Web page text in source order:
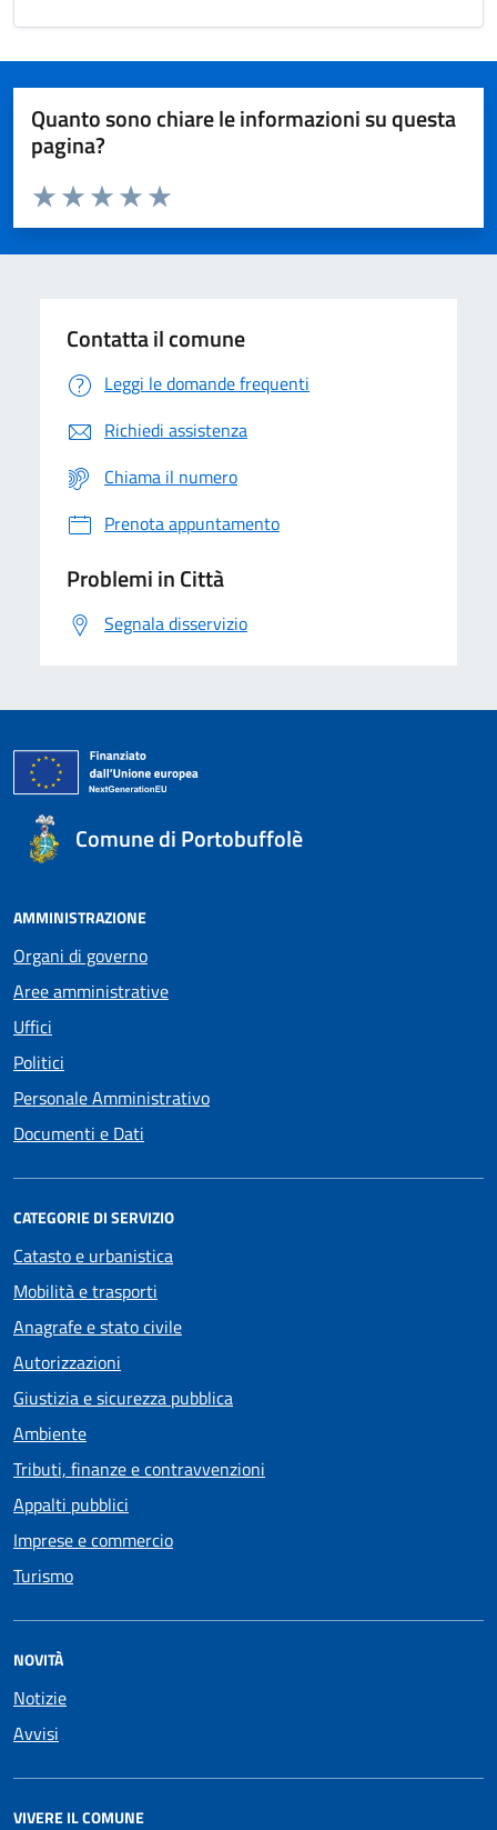
Quanto sono chiare le informazioni su questa
pagina?
Domanda
Valuta da 1 a 5 stelle la pagina
Valuta 5 stelle su 5
Valuta 4 stelle su 5
Valuta 3 stelle su 5
Valuta 2 stelle su 5
Valuta 1 stelle su 5
Contatta il comune
Leggi le domande frequenti
Richiedi assistenza
Chiama il numero
Prenota appuntamento
Problemi in Città
Segnala disservizio
Comune di Portobuffolè
AMMINISTRAZIONE
Organi di governo
Aree amministrative
Uffici
Politici
Personale Amministrativo
Documenti e Dati
CATEGORIE DI SERVIZIO
Catasto e urbanistica
Mobilità e trasporti
Anagrafe e stato civile
Autorizzazioni
Giustizia e sicurezza pubblica
Ambiente
Tributi, finanze e contravvenzioni
Appalti pubblici
Imprese e commercio
Turismo
NOVITÀ
Notizie
Avvisi
VIVERE IL COMUNE